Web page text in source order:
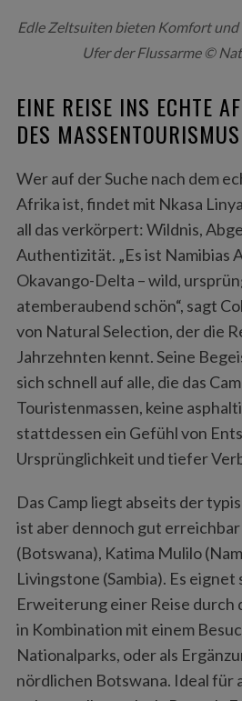
Edle Zeltsuiten bieten Komfort
Ufer der Flussarme ©
EINE REISE INS ECHTE
DES MASSENTOURISMUS
Wer auf der Suche nach dem
Afrika ist, findet mit Nkasa
all das verkörpert: Wildnis,
Authentizität. „Es ist Namibias
Okavango-Delta – wild,
atemberaubend schön“, sagt
von Natural Selection, der die
Jahrzehnten kennt. Seine
sich schnell auf alle, die das
Touristenmassen, keine
stattdessen ein Gefühl von
Ursprünglichkeit und tiefer
Das Camp liegt abseits der
ist aber dennoch gut
(Botswana), Katima Mulilo
Livingstone (Sambia). Es
Erweiterung einer Reise durch
in Kombination mit einem
Nationalparks, oder als
nördlichen Botswana. Ideal für